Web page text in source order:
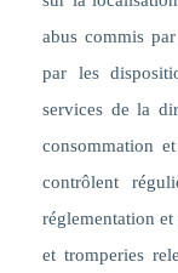
abus commis
par les
services de la
consommation
contrôlent
réglementation et
et tromperies